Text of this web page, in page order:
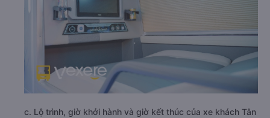
c. Lộ trình, giờ khởi hành và giờ kết thúc của xe khách Tân